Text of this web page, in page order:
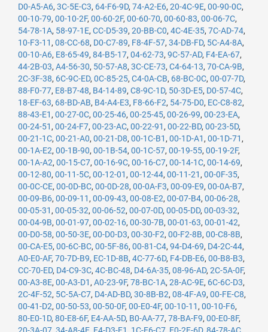
D0-A5-A6, 3C-5E-C3, 64-F6-9D, 74-A2-E6, 20-4C-9E, 00-90-0C,
00-10-79, 00-10-2F, 00-60-2F, 00-60-70, 00-60-83, 00-06-7C,
54-78-1A, 58-97-1E, CC-D5-39, 20-BB-C0, 4C-4E-35, 7C-AD-74,
10-F3-11 , 08-CC-68, D0-C7-89, F8-4F-57, 34-DB-FD, 5C-A4-8A,
00-10-A6, E8-65-49, 84-B5-17, 04-62-73, 9C-57-AD, F4-EA-67,
44-2B-03, A4-56-30, 50-57-A8, 3C-CE-73, C4-64-13, 70-CA-9B,
2C-3F-38, 6C-9C-ED, 0C-85-25, C4-0A-CB, 68-BC-0C, 00-07-7D,
88-F0-77, E8-B7-48, B4-14-89, C8-9C-1D, 50-3D-E5, D0-57-4C,
18-EF-63, 68-BD-AB, B4-A4-E3, F8-66-F2, 54-75-D0, EC-C8-82,
88-43-E1 , 00-27-0C, 00-25-46, 00-25-45, 00-26-99, 00-23-EA,
00-24-51 , 00-24-F7, 00-23-AC, 00-22-91 , 00-22-BD, 00-23-5D,
00-21-1C, 00-21-A0, 00-21-D8, 00-1C-B1 , 00-1D-A1 , 00-1D-71 ,
00-1A-E2, 00-1B-90, 00-1B-54, 00-1C-57, 00-19-55, 00-19-2F,
00-1A-A2, 00-15-C7, 00-16-9C, 00-16-C7, 00-14-1C, 00-14-69,
00-12-80, 00-11-5C, 00-12-01 , 00-12-44, 00-11-21 , 00-0F-35,
00-0C-CE, 00-0D-BC, 00-0D-28, 00-0A-F3, 00-09-E9, 00-0A-B7,
00-09-B6, 00-09-11 , 00-09-43, 00-08-E2, 00-07-B4, 00-06-28,
00-05-31 , 00-05-32, 00-06-52, 00-07-0D, 00-05-DD, 00-03-32,
00-04-9B, 00-01-97, 00-02-16, 00-30-7B, 00-01-63, 00-01-42,
00-D0-58, 00-50-3E, 00-D0-D3, 00-30-F2, 00-F2-8B, 00-C8-8B,
00-CA-E5, 00-6C-BC, 00-5F-86, 00-81-C4, 94-D4-69, D4-2C-44,
A0-E0-AF, 70-7D-B9, EC-1D-8B, 4C-77-6D, F4-DB-E6, 00-B8-B3,
CC-70-ED, D4-C9-3C, 4C-BC-48, D4-6A-35, 08-96-AD, 2C-5A-0F,
00-A3-8E, 00-A3-D1 , A0-23-9F, 78-BC-1A, 28-AC-9E, 6C-6C-D3,
2C-4F-52, 5C-5A-C7, D4-AD-BD, 30-8B-B2, 08-4F-A9, 00-FE-C8,
00-41-D2, 00-50-53, 00-50-0F, 00-E0-4F, 00-10-11 , 00-10-F6,
80-E0-1D, 80-E8-6F, E4-AA-5D, B0-AA-77, 78-BA-F9, 00-E0-8F,